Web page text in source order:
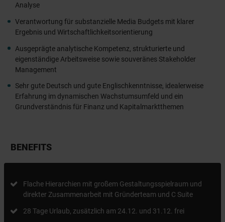
Analyse
Verantwortung für substanzielle Media Budgets mit klarer
Ergebnis und Wirtschaftlichkeitsorientierung
Ausgeprägte analytische Kompetenz, strukturierte und
eigenständige Arbeitsweise sowie souveränes Stakeholder
Management
Sehr gute Deutsch und gute Englischkenntnisse, idealerweise
Erfahrung im dynamischen Wachstumsumfeld und ein
Grundverständnis für Finanz und Kapitalmarktthemen
BENEFITS
Flache Hierarchien mit großem Gestaltungsspielraum und
direkter Zusammenarbeit mit Gründerteam und C Suite
28 Tage Urlaub, zusätzlich am 24.12. und 31.12. frei